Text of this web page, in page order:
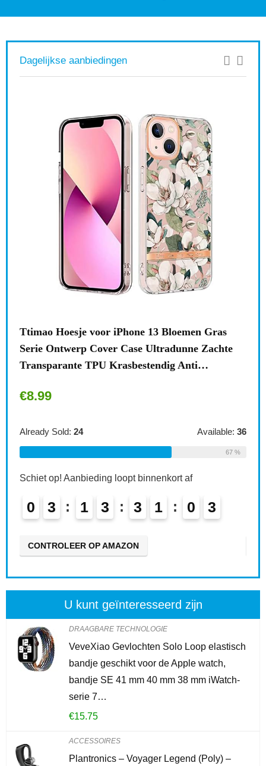
Dagelijkse aanbiedingen
Ttimao Hoesje voor iPhone 13 Bloemen Gras
Serie Ontwerp Cover Case Ultradunne Zachte
Transparante TPU Krasbestendig Anti…
€8.99
Already Sold: 24 Available: 36
67 %
Schiet op! Aanbieding loopt binnenkort af
0 3 1 3 3 1 0
1
CONTROLEER OP AMAZON
U kunt geïnteresseerd zijn
DRAAGBARE TECHNOLOGIE
VeveXiao Gevlochten Solo Loop elastisch
bandje geschikt voor de Apple watch,
bandje SE 41 mm 40 mm 38 mm iWatch-
serie 7…
€15.75
ACCESSOIRES
Plantronics – Voyager Legend (Poly) –